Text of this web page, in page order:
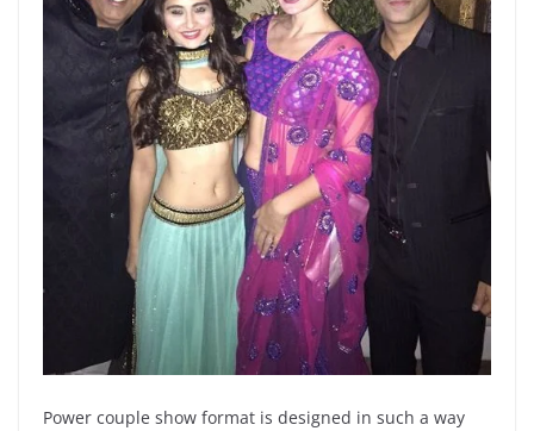
Power couple show format is designed in such a way